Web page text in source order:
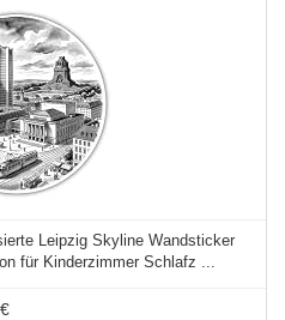
Leipzig Skyline Wandsticker
für Kinderzimmer Schlafz ...